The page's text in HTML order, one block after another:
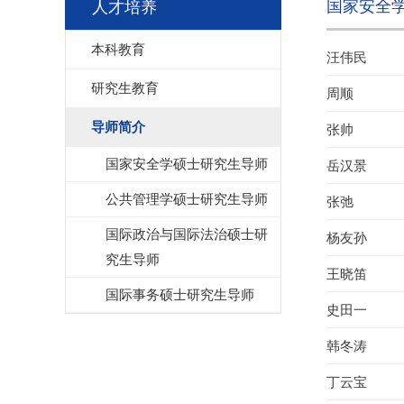
人才培养
本科教育
研究生教育
导师简介
国家安全学硕士研究生导师
公共管理学硕士研究生导师
国际政治与国际法治硕士研
究生导师
国际事务硕士研究生导师
国家安全
汪伟民
周顺
张帅
岳汉景
张弛
杨友孙
王晓笛
史田一
韩冬涛
丁云宝